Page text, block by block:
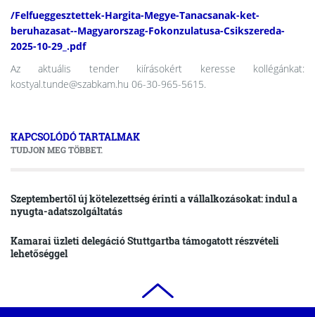
/Felfueggesztettek-Hargita-Megye-Tanacsanak-ket-
beruhazasat--Magyarorszag-Fokonzulatusa-Csikszereda-
2025-10-29_.pdf
Az aktuális tender kiírásokért keresse kollégánkat:
kostyal.tunde@szabkam.hu 06-30-965-5615.
KAPCSOLÓDÓ TARTALMAK
TUDJON MEG TÖBBET.
Szeptembertől új kötelezettség érinti a vállalkozásokat: indul a
nyugta-adatszolgáltatás
Kamarai üzleti delegáció Stuttgartba támogatott részvételi
lehetőséggel